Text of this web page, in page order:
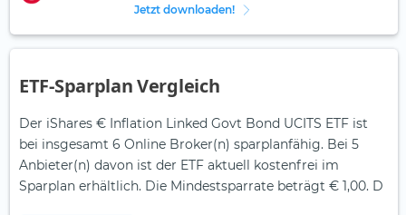
Jetzt downloaden!
ETF-Sparplan Vergleich
Der iShares € Inflation Linked Govt Bond UCITS ETF ist
bei insgesamt 6 Online Broker(n) sparplanfähig. Bei 5
Anbieter(n) davon ist der ETF aktuell kostenfrei im
Sparplan erhältlich. Die Mindestsparrate beträgt € 1,00. D